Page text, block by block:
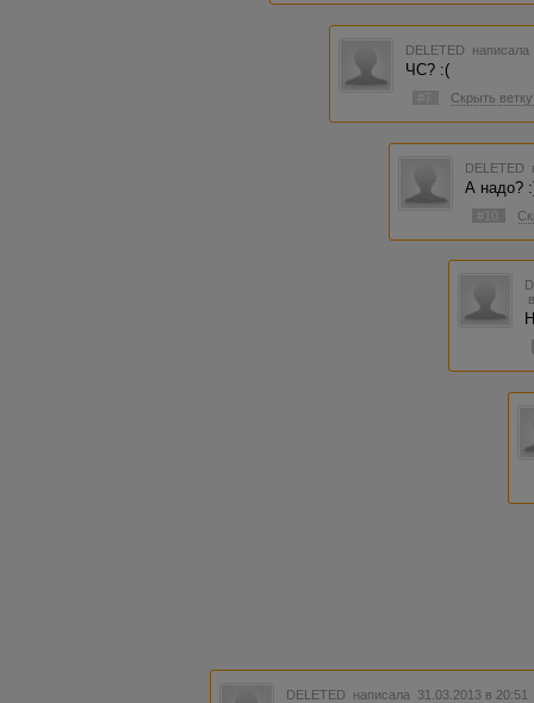
DELETED
ЧС? :(
Скрыть ветку
DELETED
А надо?
#10
DELETED написала 31.03.2013 в